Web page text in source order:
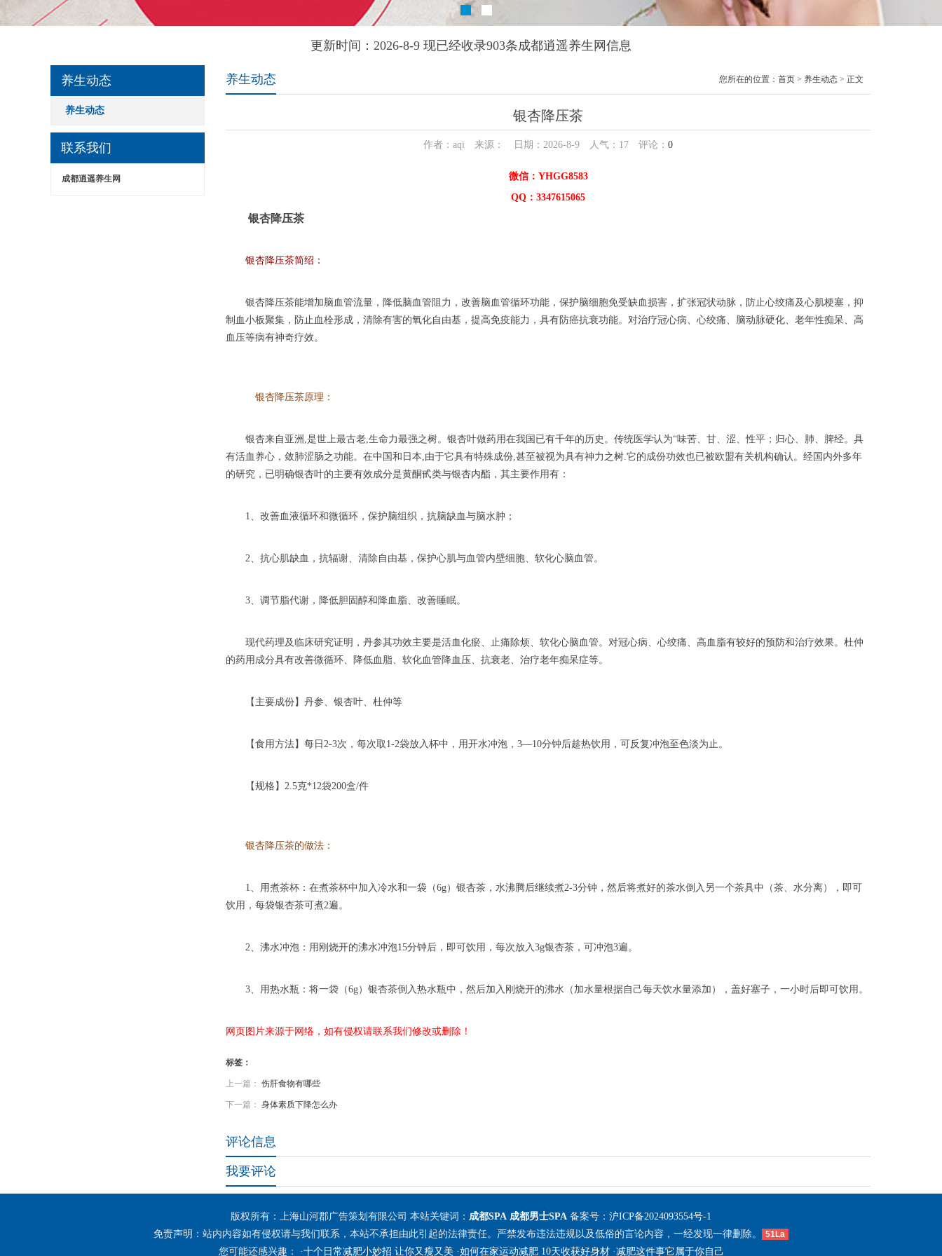
更新时间：2026-8-9 现已经收录903条成都逍遥养生网信息
养生动态
养生动态
联系我们
成都逍遥养生网
养生动态 您所在的位置： 首页 > 养生动态 > 正文
银杏降压茶
作者：aqi 来源： 日期：2026-8-9 人气： 17 评论： 0
微信：YHGG8583
QQ：3347615065
银杏降压茶
银杏降压茶简绍：
银杏降压茶能增加脑血管流量，降低脑血管阻力，改善脑血管循环功能，保护脑细胞免受缺血损害，扩张冠状动脉，防止心绞痛及心肌梗塞，抑
制血小板聚集，防止血栓形成，清除有害的氧化自由基，提高免疫能力，具有防癌抗衰功能。对治疗冠心病、心绞痛、脑动脉硬化、老年性痴呆、高
血压等病有神奇疗效。
银杏降压茶原理：
银杏来自亚洲,是世上最古老,生命力最强之树。银杏叶做药用在我国已有千年的历史。传统医学认为“味苦、甘、涩、性平；归心、肺、脾经。具
有活血养心，敛肺涩肠之功能。在中国和日本,由于它具有特殊成份,甚至被视为具有神力之树.它的成份功效也已被欧盟有关机构确认。经国内外多年
的研究，已明确银杏叶的主要有效成分是黄酮甙类与银杏内酯，其主要作用有：
1、改善血液循环和微循环，保护脑组织，抗脑缺血与脑水肿；
2、抗心肌缺血，抗辐谢、清除自由基，保护心肌与血管内壁细胞、软化心脑血管。
3、调节脂代谢，降低胆固醇和降血脂、改善睡眠。
现代药理及临床研究证明，丹参其功效主要是活血化瘀、止痛除烦、软化心脑血管。对冠心病、心绞痛、高血脂有较好的预防和治疗效果。杜仲
的药用成分具有改善微循环、降低血脂、软化血管降血压、抗衰老、治疗老年痴呆症等。
【主要成份】丹参、银杏叶、杜仲等
【食用方法】每日2-3次，每次取1-2袋放入杯中，用开水冲泡，3—10分钟后趁热饮用，可反复冲泡至色淡为止。
【规格】2.5克*12袋200盒/件
银杏降压茶的做法：
1、用煮茶杯：在煮茶杯中加入冷水和一袋（6g）银杏茶，水沸腾后继续煮2-3分钟，然后将煮好的茶水倒入另一个茶具中（茶、水分离），即可
饮用，每袋银杏茶可煮2遍。
2、沸水冲泡：用刚烧开的沸水冲泡15分钟后，即可饮用，每次放入3g银杏茶，可冲泡3遍。
3、用热水瓶：将一袋（6g）银杏茶倒入热水瓶中，然后加入刚烧开的沸水（加水量根据自己每天饮水量添加），盖好塞子，一小时后即可饮用。
网页图片来源于网络，如有侵权请联系我们修改或删除！
标签：
上一篇： 伤肝食物有哪些
下一篇： 身体素质下降怎么办
评论信息
我要评论
版权所有：上海山河郡广告策划有限公司 本站关键词： 成都SPA 成都男士SPA 备案号： 沪ICP备2024093554号-1
免责声明：站内内容如有侵权请与我们联系，本站不承担由此引起的法律责任。严禁发布违法违规以及低俗的言论内容，一经发现一律删除。
51La
您可能还感兴趣： ·十个日常减肥小妙招 让你又瘦又美 ·如何在家运动减肥 10天收获好身材·减肥这件事它属于你自己